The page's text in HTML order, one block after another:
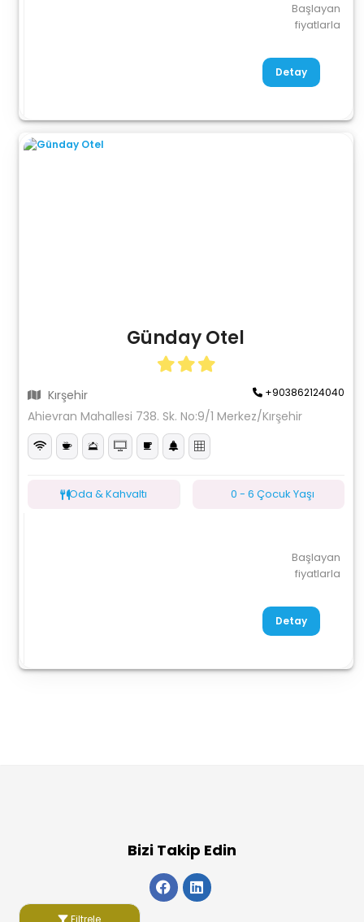
Filtrele
Başlayan
fiyatlarla
Detay
Günday Otel
Kırşehir +903862124040
Ahievran Mahallesi 738. Sk. No:9/1 Merkez/Kırşehir
Oda & Kahvaltı 0 - 6 Çocuk Yaşı
Başlayan
fiyatlarla
Detay
Bizi Takip Edin